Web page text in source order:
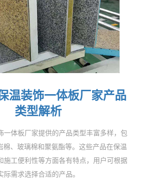
温装饰一体板厂家产品
类型解析
一体板厂家提供的产品类型丰富多样，包
棉、玻璃棉和聚氨酯等。这些产品在保温
施工便利性等方面各有特点，用户可根据
际需求选择合适的产品。